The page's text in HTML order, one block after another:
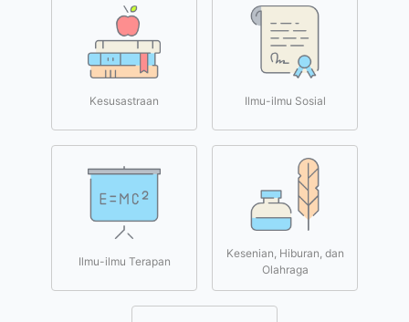
Kesusastraan Ilmu-ilmu Sosial
Ilmu-ilmu Terapan
Kesenian, Hiburan, dan
Olahraga